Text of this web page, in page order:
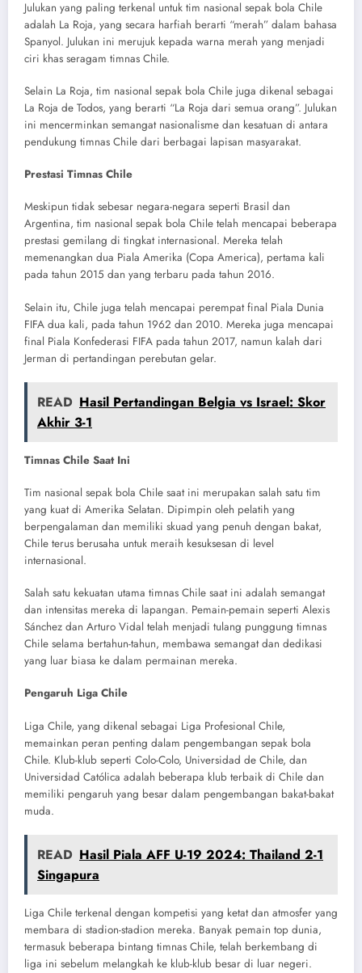
Julukan yang paling terkenal untuk tim nasional sepak bola Chile
adalah La Roja, yang secara harfiah berarti “merah” dalam bahasa
Spanyol. Julukan ini merujuk kepada warna merah yang menjadi
ciri khas seragam timnas Chile.
Selain La Roja, tim nasional sepak bola Chile juga dikenal sebagai
La Roja de Todos, yang berarti “La Roja dari semua orang”. Julukan
ini mencerminkan semangat nasionalisme dan kesatuan di antara
pendukung timnas Chile dari berbagai lapisan masyarakat.
Prestasi Timnas Chile
Meskipun tidak sebesar negara-negara seperti Brasil dan
Argentina, tim nasional sepak bola Chile telah mencapai beberapa
prestasi gemilang di tingkat internasional. Mereka telah
memenangkan dua Piala Amerika (Copa America), pertama kali
pada tahun 2015 dan yang terbaru pada tahun 2016.
Selain itu, Chile juga telah mencapai perempat final Piala Dunia
FIFA dua kali, pada tahun 1962 dan 2010. Mereka juga mencapai
final Piala Konfederasi FIFA pada tahun 2017, namun kalah dari
Jerman di pertandingan perebutan gelar.
READ Hasil Pertandingan Belgia vs Israel: Skor
Akhir 3-1
Timnas Chile Saat Ini
Tim nasional sepak bola Chile saat ini merupakan salah satu tim
yang kuat di Amerika Selatan. Dipimpin oleh pelatih yang
berpengalaman dan memiliki skuad yang penuh dengan bakat,
Chile terus berusaha untuk meraih kesuksesan di level
internasional.
Salah satu kekuatan utama timnas Chile saat ini adalah semangat
dan intensitas mereka di lapangan. Pemain-pemain seperti Alexis
Sánchez dan Arturo Vidal telah menjadi tulang punggung timnas
Chile selama bertahun-tahun, membawa semangat dan dedikasi
yang luar biasa ke dalam permainan mereka.
Pengaruh Liga Chile
Liga Chile, yang dikenal sebagai Liga Profesional Chile,
memainkan peran penting dalam pengembangan sepak bola
Chile. Klub-klub seperti Colo-Colo, Universidad de Chile, dan
Universidad Católica adalah beberapa klub terbaik di Chile dan
memiliki pengaruh yang besar dalam pengembangan bakat-bakat
muda.
READ Hasil Piala AFF U-19 2024: Thailand 2-1
Singapura
Liga Chile terkenal dengan kompetisi yang ketat dan atmosfer yang
membara di stadion-stadion mereka. Banyak pemain top dunia,
termasuk beberapa bintang timnas Chile, telah berkembang di
liga ini sebelum melangkah ke klub-klub besar di luar negeri.